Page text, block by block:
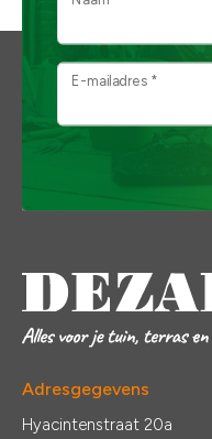
E-mailadres *
Adresgegevens
Hyacintenstraat 20a